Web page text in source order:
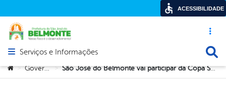
Acesso
Abrir menu principal de navegação
Serviços e Informações
Você está aqui:
> Governo > São José do Belmonte vai participar da Copa Sertão Central de Futebol
ACESSIBILIDADE